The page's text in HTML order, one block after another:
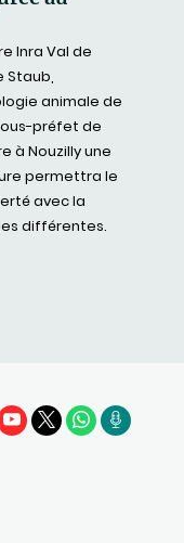
Inra Val de
Staub,
animale de
préfet de
à Nouzilly une
permettra le
avec la
différentes.
YouTube
X WhatsApp
Podcasts